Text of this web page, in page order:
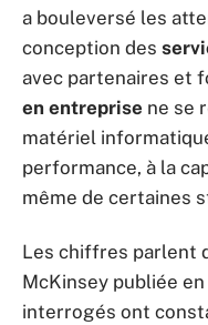
a bouleversé les
conception des
avec partenaires et
en entreprise ne se
matériel
performance, à la
même de certaines
Les chiffres parlent
McKinsey publiée
interrogés ont